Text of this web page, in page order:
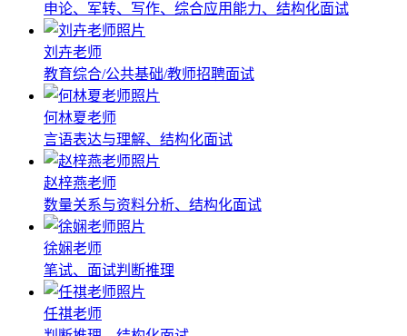
申论、军转、写作、综合应用能力、结构化面试
刘卉老师
教育综合/公共基础/教师招聘面试
何林夏老师
言语表达与理解、结构化面试
赵梓燕老师
数量关系与资料分析、结构化面试
徐娴老师
笔试、面试判断推理
任祺老师